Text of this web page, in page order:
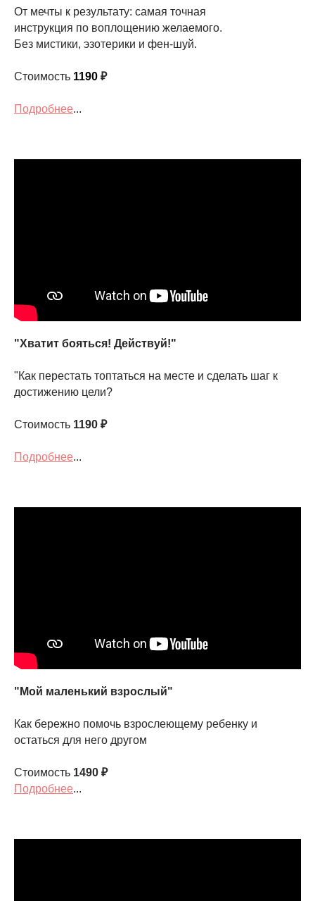
От мечты к результату: самая точная
инструкция по воплощению желаемого.
Без мистики, эзотерики и фен-шуй.
Стоимость 1190 ₽
Подробнее...
"Хватит бояться! Действуй!"
"Как перестать топтаться на месте и сделать шаг к
достижению цели?
Стоимость 1190 ₽
Подробнее...
"Мой маленький взрослый"
Как бережно помочь взрослеющему ребенку и
остаться для него другом
Стоимость 1490 ₽
Подробнее...